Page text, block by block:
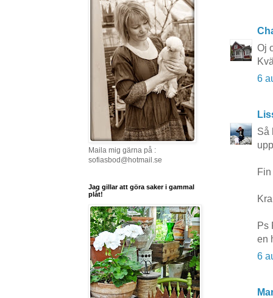
Oj
6
Så
Ps
en
6
Maila mig gärna på :
sofiasbod@hotmail.se
Jag gillar att göra saker i gammal
plåt!